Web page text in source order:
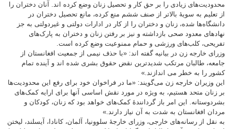
محدودیت‌های زیادی را بر حق کار و تحصیل زنان وضع کرده اند. آنان دختران را
از تعلیم به سویهٔ بالاتر از صنف ششم منع کرده، مانع تحصیل دختران در
دانشگاه‌ها شده، زنان و دختران را از کار در ادارات دولتی و غیردولتی به جز
نهادهای معدود صحی بازداشته و نیز بر رفتن زنان و دختران به پارک‌های
تفریحی، کلب‌های ورزشی و حمام‌ ممنوعیت وضع کرده است.
وزرای خارجه زن در بیانیه گفته اند: «با حذف نیمی از جمعیت افغانستان از
جامعه، طالبان مرتکب شدیدترین نقض حقوق بشری شده اند و آینده تمام
کشور را به خطر می اندازند.»
این وزیران خارجه زن می‌گویند: «ما در فراخوان خود برای رفع این محدودیت‌ها
بر زنان متحد هستیم، به ویژه در مورد نقش اساسی آنها برای ارایه کمک‌های
بشردوستانه. این امر باز گردانندهٔ کمک‌های خواهد بود که زنان، کودکان و
مردان افغانستان به شدت به آن نیاز دارند.»
به نقل از رسانه‌های خارجی، وزرای خارجهٔ سلوونیا، آلمان، کانادا، آیسلند، لیختن